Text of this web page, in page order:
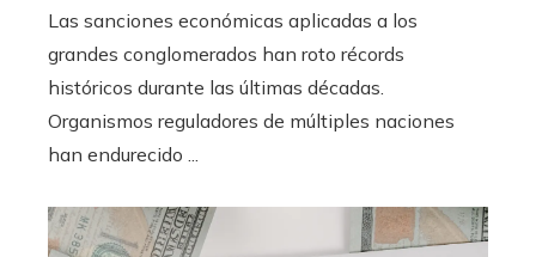
Las sanciones económicas aplicadas a los
grandes conglomerados han roto récords
históricos durante las últimas décadas.
Organismos reguladores de múltiples naciones
han endurecido ...